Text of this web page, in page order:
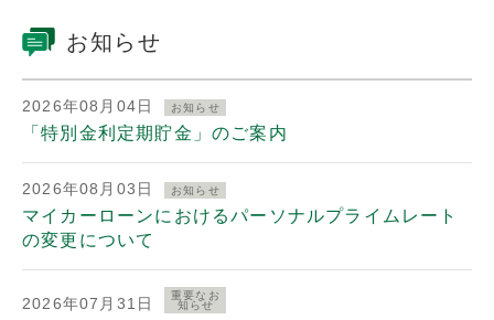
お知らせ
2026年08月04日 お知らせ
「特別金利定期貯金」のご案内
2026年08月03日 お知らせ
マイカーローンにおけるパーソナルプライムレート
の変更について
2026年07月31日
重要なお
知らせ